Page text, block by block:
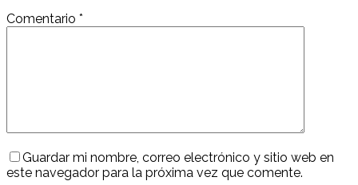
Comentario *
Guardar mi nombre, correo electrónico y sitio web en
este navegador para la próxima vez que comente.